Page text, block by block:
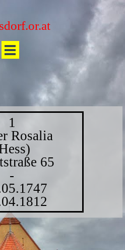
Menü überspringen
1
Rosalia
65
-